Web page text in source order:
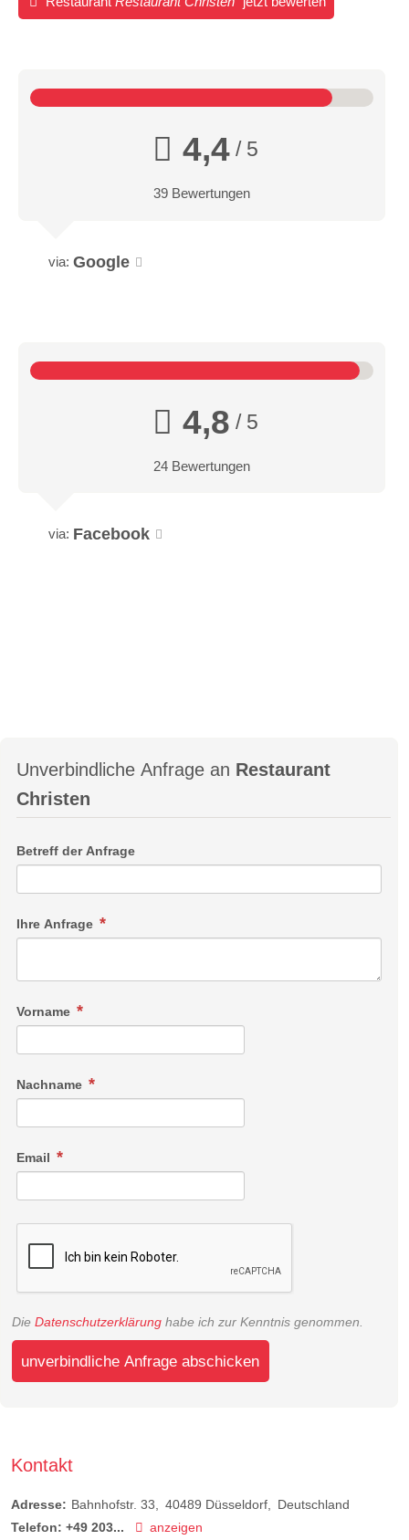
4,4/ 5
39 Bewertungen
via: Google
4,8 / 5
24 Bewertungen
via: Facebook
Unverbindliche Anfrage an Restaurant
Christen
Betreff der Anfrage
Ihre Anfrage
Vorname
Nachname
Email
Die Datenschutzerklärung habe ich zur Kenntnis genommen.
unverbindliche Anfrage abschicken
Kontakt
Adresse: Bahnhofstr. 33 40489 Düsseldorf
Deutschland
Telefon: +49 203...
anzeigen